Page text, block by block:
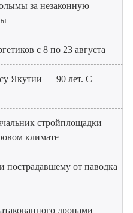
за незаконную
с 8 по 23 августа
Якутии — 90 лет. С
стройплощадки
климате
пострадавшему от паводка
дронами